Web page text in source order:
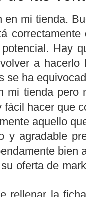
en mi tienda.
Hay
a
se ha
mi tienda pero
fácil hacer que
aquello
y agradable
bien
oferta de